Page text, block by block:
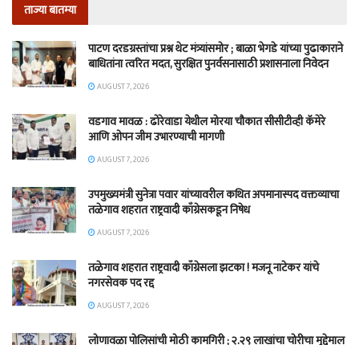
ताज्या बातम्या
पाटण दरडग्रस्तांचा प्रश्न थेट मंत्र्यांसमोर ; बाळा भेगडे यांच्या पुढाकाराने
बाधितांना त्वरित मदत, सुरक्षित पुनर्वसनासाठी प्रशासनाला निवेदन
AUGUST 7, 2026
वडगाव मावळ : ढोरेवाडा येथील मोरया चौकात सीसीटीव्ही कॅमेरे
आणि ओपन जीम उभारण्याची मागणी
AUGUST 7, 2026
उपमुख्यमंत्री सुनेत्रा पवार यांच्यावरील कथित अपमानास्पद वक्तव्याचा
तळेगाव शहरात राष्ट्रवादी काँग्रेसकडून निषेध
AUGUST 7, 2026
तळेगाव शहरात राष्ट्रवादी काँग्रेसला झटका ! मजनू नाटेकर यांचे
नगरसेवक पद रद्द
AUGUST 7, 2026
लोणावळा पोलिसांची मोठी कामगिरी ; २.२९ लाखांचा चोरीचा मुद्देमाल